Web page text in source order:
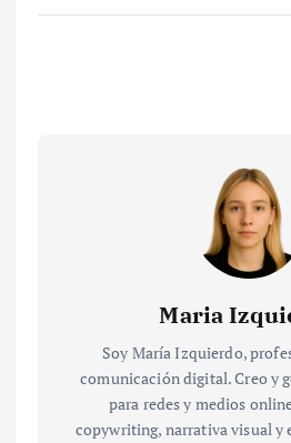
Maria
Soy María Izquierdo,
comunicación digital. Creo y
para redes y medios
copywriting, narrativa visual y